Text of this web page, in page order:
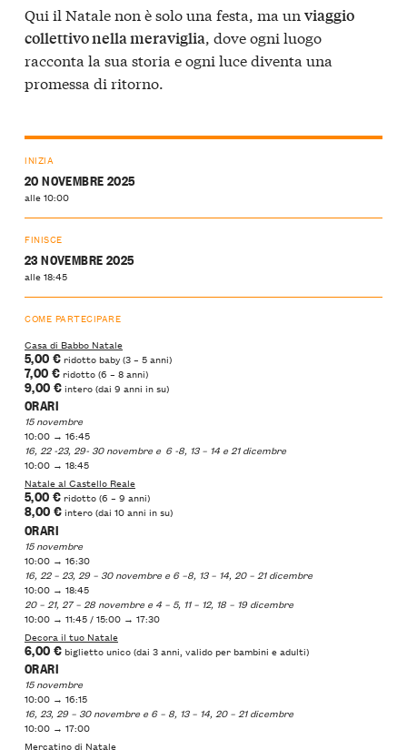
Qui il Natale non è solo una festa, ma un viaggio
collettivo nella meraviglia, dove ogni luogo
racconta la sua storia e ogni luce diventa una
promessa di ritorno.
INIZIA
20 NOVEMBRE 2025
alle 10:00
FINISCE
23 NOVEMBRE 2025
alle 18:45
COME PARTECIPARE
Casa di Babbo Natale
5,00 €ridotto baby (3 – 5 anni)
7,00 €ridotto (6 – 8 anni)
9,00 €intero (dai 9 anni in su)
ORARI
15 novembre
10:00 → 16:45
16, 22 -23, 29- 30 novembre e 6 -8, 13 – 14 e 21 dicembre
10:00 → 18:45
Natale al Castello Reale
5,00 €ridotto (6 – 9 anni)
8,00 €intero (dai 10 anni in su)
ORARI
15 novembre
10:00 → 16:30
16, 22 – 23, 29 – 30 novembre e 6 –8, 13 – 14, 20 – 21 dicembre
10:00 → 18:45
20 – 21, 27 – 28 novembre e 4 – 5, 11 – 12, 18 – 19 dicembre
10:00 → 11:45 / 15:00 → 17:30
Decora il tuo Natale
6,00 €biglietto unico (dai 3 anni, valido per bambini e adulti)
ORARI
15 novembre
10:00 → 16:15
16, 23, 29 – 30 novembre e 6 – 8, 13 – 14, 20 – 21 dicembre
10:00 → 17:00
Mercatino di Natale